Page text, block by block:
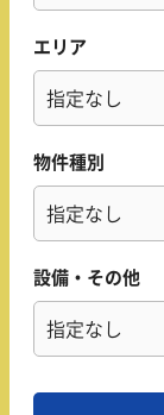
エリア
物件種別
設備・その他